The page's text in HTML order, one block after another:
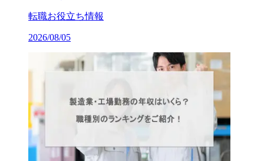
転職お役立ち情報
2026/08/05